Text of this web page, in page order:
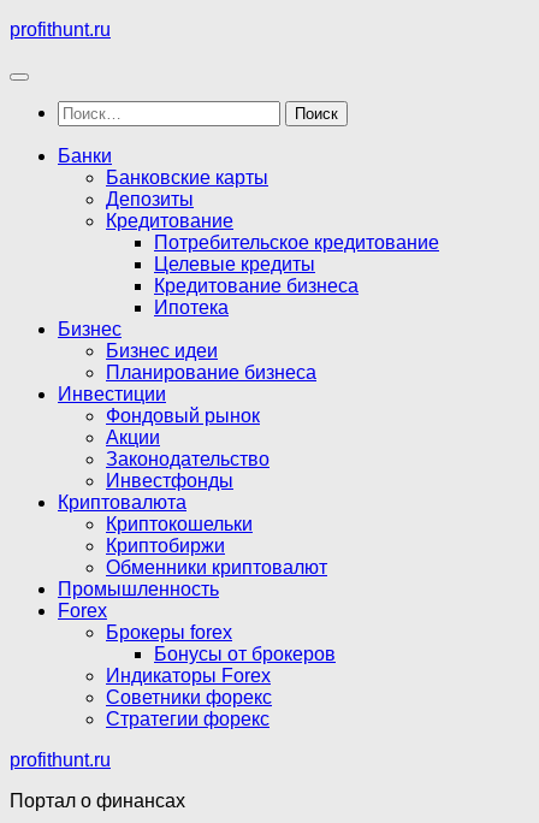
Перейти
содержимому
profithunt.ru
Найти:
Банки
Банковские карты
Депозиты
Кредитование
Потребительское кредитование
Целевые кредиты
Кредитование бизнеса
Ипотека
Бизнес
Бизнес идеи
Планирование бизнеса
Инвестиции
Фондовый рынок
Акции
Законодательство
Инвестфонды
Криптовалюта
Криптокошельки
Криптобиржи
Обменники криптовалют
Промышленность
Forex
Брокеры forex
Бонусы от брокеров
Индикаторы Forex
Советники форекс
Стратегии форекс
profithunt.ru
Портал о финансах